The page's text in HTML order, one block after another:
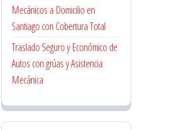
Mecánicos a Domicilio en
Santiago con Cobertura Total
Traslado Seguro y Económico de
Autos con grúas y Asistencia
Mecánica